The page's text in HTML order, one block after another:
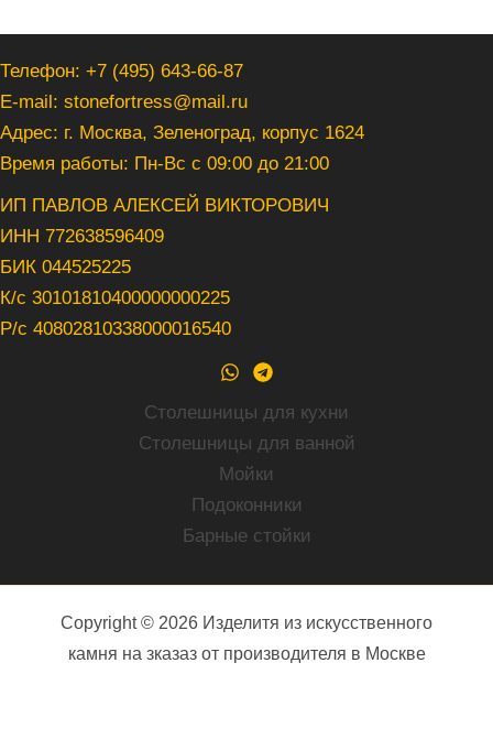
Телефон: +7 (495) 643-66-87
E-mail: stonefortress@mail.ru
Адрес: г. Москва, Зеленоград, корпус 1624
Время работы: Пн-Вс с 09:00 до 21:00
ИП ПАВЛОВ АЛЕКСЕЙ ВИКТОРОВИЧ
ИНН 772638596409
БИК 044525225
К/с 30101810400000000225
Р/с 40802810338000016540
Столешницы для кухни
Столешницы для ванной
Мойки
Подоконники
Барные стойки
Copyright © 2026 Изделитя из искусственного
камня на зказаз от производителя в Москве